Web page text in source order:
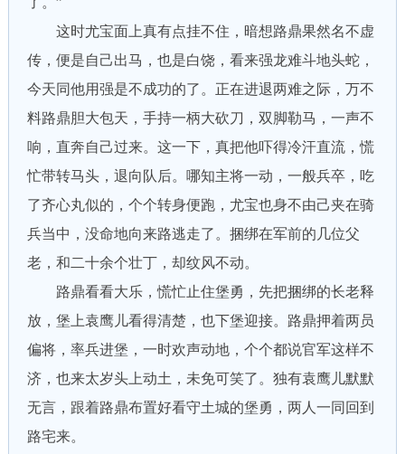
这时尤宝面上真有点挂不住，暗想路鼎果然名不虚
传，便是自己出马，也是白饶，看来强龙难斗地头蛇，
今天同他用强是不成功的了。正在进退两难之际，万不
料路鼎胆大包天，手持一柄大砍刀，双脚勒马，一声不
响，直奔自己过来。这一下，真把他吓得冷汗直流，慌
忙带转马头，退向队后。哪知主将一动，一般兵卒，吃
了齐心丸似的，个个转身便跑，尤宝也身不由己夹在骑
兵当中，没命地向来路逃走了。捆绑在军前的几位父
老，和二十余个壮丁，却纹风不动。
路鼎看看大乐，慌忙止住堡勇，先把捆绑的长老释
放，堡上袁鹰儿看得清楚，也下堡迎接。路鼎押着两员
偏将，率兵进堡，一时欢声动地，个个都说官军这样不
济，也来太岁头上动土，未免可笑了。独有袁鹰儿默默
无言，跟着路鼎布置好看守土城的堡勇，两人一同回到
路宅来。